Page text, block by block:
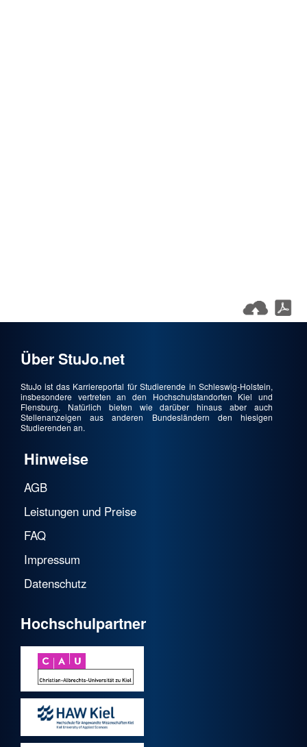
Über StuJo.net
StuJo ist das Karriereportal für Studierende in Schleswig-Holstein,
insbesondere vertreten an den Hochschulstandorten Kiel und
Flensburg. Natürlich bieten wie darüber hinaus aber auch
Stellenanzeigen aus anderen Bundesländern den hiesigen
Studierenden an.
Hinweise
AGB
Leistungen und Preise
FAQ
Impressum
Datenschutz
Hochschulpartner